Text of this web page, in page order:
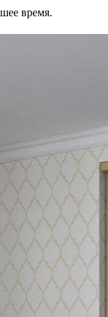
время.